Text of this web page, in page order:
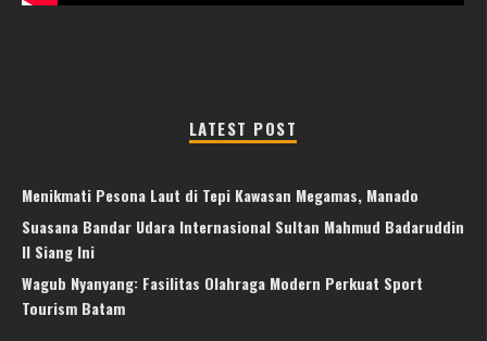
LATEST POST
Menikmati Pesona Laut di Tepi Kawasan Megamas, Manado
Suasana Bandar Udara Internasional Sultan Mahmud Badaruddin
II Siang Ini
Wagub Nyanyang: Fasilitas Olahraga Modern Perkuat Sport
Tourism Batam